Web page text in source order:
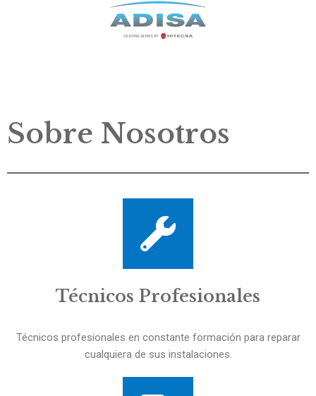
Sobre Nosotros
Técnicos Profesionales
Técnicos profesionales en constante formación para reparar
cualquiera de sus instalaciones.